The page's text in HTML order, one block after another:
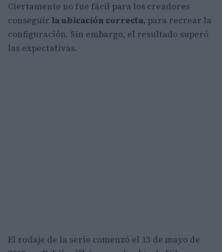
Ciertamente no fue fácil para los creadores
conseguir la ubicación correcta, para recrear la
configuración. Sin embargo, el resultado superó
las expectativas.
El rodaje de la serie comenzó el 13 de mayo de